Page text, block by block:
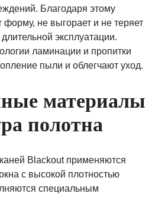
Благодаря этому
форму, не выгорает и не теряет
эксплуатации.
ламинации и пропитки
пыли и облегчают уход.
материалы
полотна
Blackout применяются
с высокой плотностью
специальным